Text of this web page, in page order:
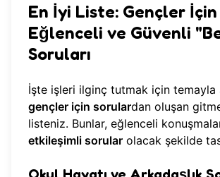
En İyi Liste: Gençler İçin
Eğlenceli ve Güvenli
Soruları
İşte işleri ilginç tutmak için temayla
gençler için sorulardan oluşan
listeniz. Bunlar, eğlenceli
etkileşimli sorular olacak şekilde